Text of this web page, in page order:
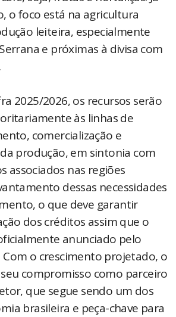
o foco está na agricultura
leiteira, especialmente
e próximas à divisa com
2025/2026, os recursos serão
às linhas de
comercialização e
produção, em sintonia com
associados nas regiões
dessas necessidades
o que deve garantir
dos créditos assim que o
anunciado pelo
o crescimento projetado, o
compromisso como parceiro
que segue sendo um dos
brasileira e peça-chave para